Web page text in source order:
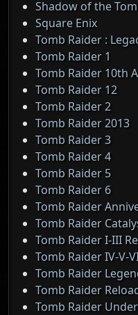
Shadow of the
Square Enix
Tomb Raider :
Tomb Raider 1
Tomb Raider 10th
Tomb Raider 12
Tomb Raider 2
Tomb Raider 2013
Tomb Raider 3
Tomb Raider 4
Tomb Raider 5
Tomb Raider 6
Tomb Raider
Tomb Raider
Tomb Raider I-III
Tomb Raider IV-V-
Tomb Raider
Tomb Raider
Tomb Raider